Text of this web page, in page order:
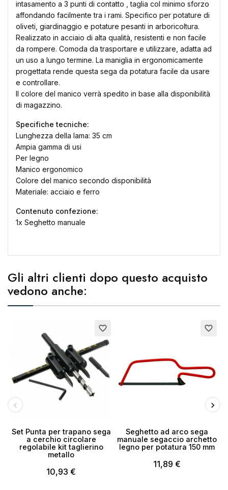
intasamento a 3 punti di contatto , taglia col minimo sforzo
affondando facilmente tra i rami. Specifico per potature di
oliveti, giardinaggio e potature pesanti in arboricoltura.
Realizzato in acciaio di alta qualità, resistenti e non facile
da rompere. Comoda da trasportare e utilizzare, adatta ad
un uso a lungo termine. La maniglia in ergonomicamente
progettata rende questa sega da potatura facile da usare
e controllare.
Il colore del manico verrà spedito in base alla disponibilità
di magazzino.
Specifiche tecniche:
Lunghezza della lama: 35 cm
Ampia gamma di usi
Per legno
Manico ergonomico
Colore del manico secondo disponibilità
Materiale: acciaio e ferro
Contenuto confezione:
1x Seghetto manuale
Gli altri clienti dopo questo acquisto
vedono anche:
favorite_border
Set Punta per trapano sega
a cerchio circolare
regolabile kit taglierino
metallo
10,93 €
favorite_border
Seghetto ad arco sega
manuale segaccio archetto
legno per potatura 150 mm
11,89 €
Crea lista dei desideri ×
Annulla